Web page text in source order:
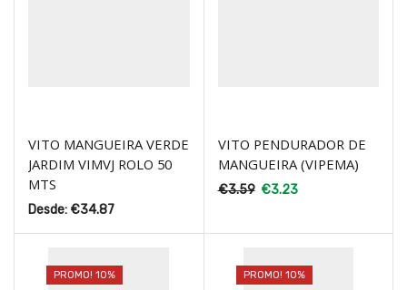
VITO MANGUEIRA VERDE
JARDIM VIMVJ ROLO 50
MTS
Desde: €34.87
VITO PENDURADOR DE
MANGUEIRA (VIPEMA)
€3.59 €3.23
PROMO! 10% PROMO! 10%